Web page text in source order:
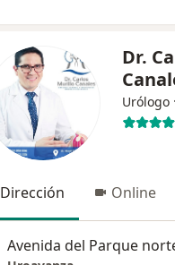
Dr.
Urólogo ·
Dirección Online